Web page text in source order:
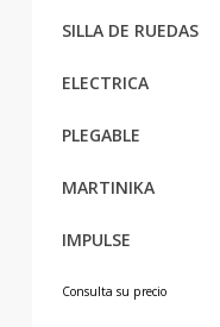
SILLA DE RUEDAS
ELECTRICA
PLEGABLE
MARTINIKA
IMPULSE
Consulta su precio